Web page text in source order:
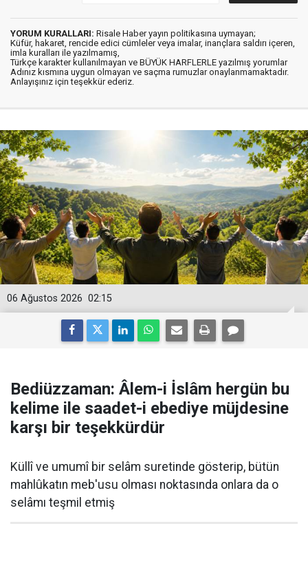
YORUM KURALLARI: Risale Haber yayın politikasına uymayan;
Küfür, hakaret, rencide edici cümleler veya imalar, inançlara saldırı içeren,
imla kuralları ile yazılmamış,
Türkçe karakter kullanılmayan ve BÜYÜK HARFLERLE yazılmış yorumlar
Adınız kısmına uygun olmayan ve saçma rumuzlar onaylanmamaktadır.
Anlayışınız için teşekkür ederiz.
02:15
06 Ağustos 2026
Bediüzzaman: Âlem-i İslâm hergün bu
kelime ile saadet-i ebediye müjdesine
karşı bir teşekkürdür
Küllî ve umumî bir selâm suretinde gösterip, bütün
mahlûkatın meb'usu olması noktasında onlara da o
selâmı teşmil etmiş